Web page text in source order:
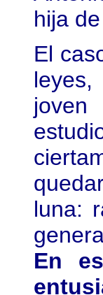
hija
El
luna:
En